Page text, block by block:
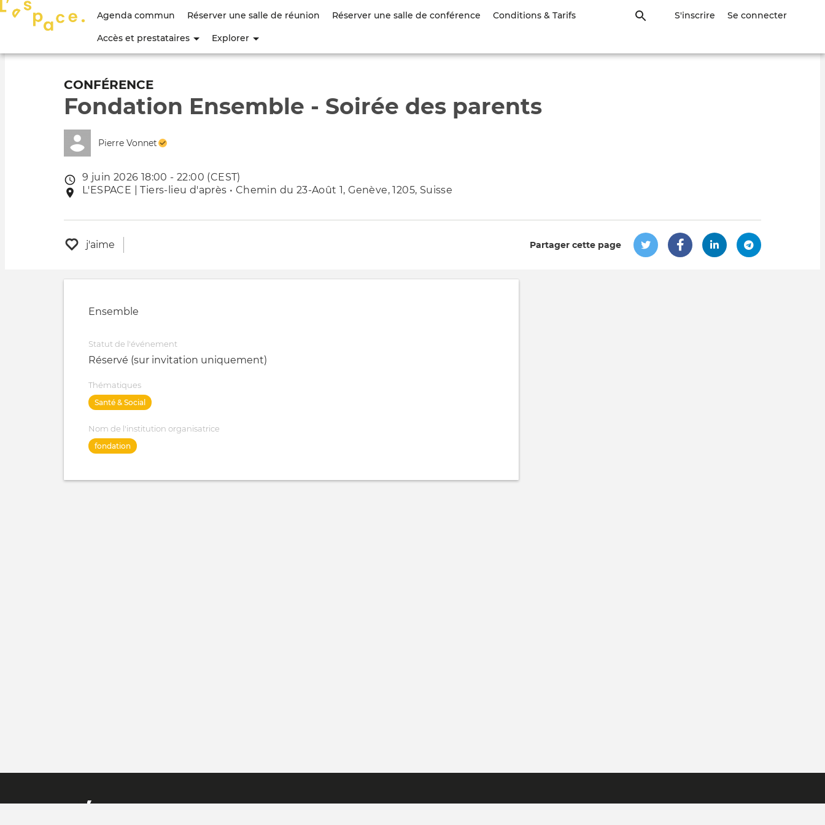
principal
Menu
compte
l'utilisateur
S'inscrire Se connecter
Agenda commun Réserver une salle de réunion Réserver une salle de conférence Conditions & Tarifs
Accès et prestataires Explorer
CONFÉRENCE
Fondation Ensemble - Soirée des parents
Pierre Vonnet
Date
de
9 juin 2026 18:00 - 22:00 (CEST)
Lieu
l'événement
L'ESPACE | Tiers-lieu d'après • Chemin du 23-Août 1, Genève, 1205, Suisse
j'aime Partager cette page
Ensemble
Statut de l'événement
Réservé (sur invitation uniquement)
Thématiques
Santé & Social
Nom de l'institution organisatrice
fondation